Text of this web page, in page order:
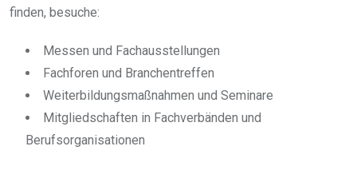
finden, besuche:
Messen und Fachausstellungen
Fachforen und Branchentreffen
Weiterbildungsmaßnahmen und Seminare
Mitgliedschaften in Fachverbänden und
Berufsorganisationen